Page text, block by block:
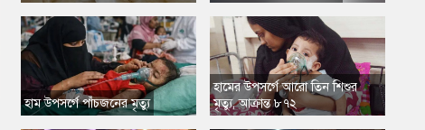
​হাম উপসর্গে পাঁচজনের মৃত্যু
হামের উপসর্গে আরো তিন শিশুর
মৃত্যু, আক্রান্ত ৮৭২